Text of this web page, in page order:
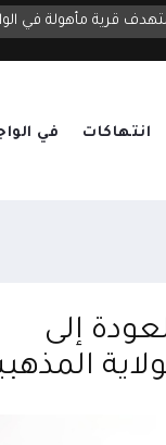
قرية مأهولة في
انتهاكات في
إلى